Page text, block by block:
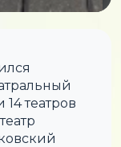
театров